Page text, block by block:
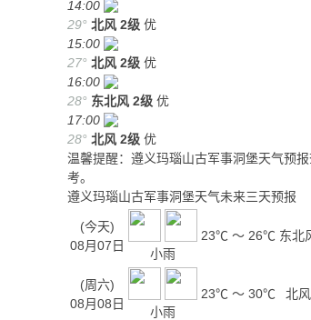
14:00
29° 北风 2级 优
15:00
27° 北风 2级 优
16:00
28° 东北风 2级 优
17:00
28° 北风 2级 优
温馨提醒：遵义玛瑙山古军事洞堡天气预
考。
遵义玛瑙山古军事洞堡天气未来三天预报
(今天)
08月07日
小雨
23℃ ～ 26℃ 东北
(周六)
08月08日
小雨
23℃ ～ 30℃ 北